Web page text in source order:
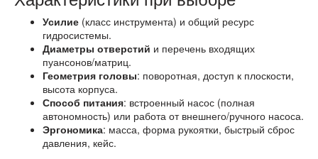
Усилие (класс инструмента) и общий ресурс
гидросистемы.
Диаметры отверстий и перечень входящих
пуансонов/матриц.
Геометрия головы: поворотная, доступ к плоскости,
высота корпуса.
Способ питания: встроенный насос (полная
автономность) или работа от внешнего/ручного насоса.
Эргономика: масса, форма рукоятки, быстрый сброс
давления, кейс.